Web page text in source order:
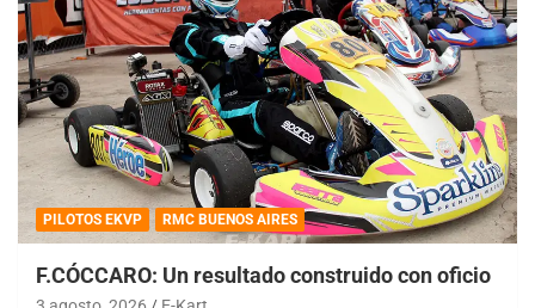
PILOTOS EKVP RMC BUENOS AIRES
F.CÓCCARO: Un resultado construido con oficio